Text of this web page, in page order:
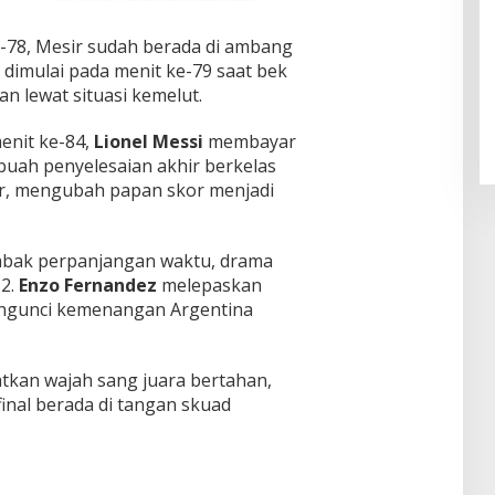
Mesir sudah berada di ambang
pada menit ke-79 saat bek
lewat situasi kemelut.
ke-84, Lionel Messi membayar
penyelesaian akhir berkelas
mengubah papan skor menjadi
perpanjangan waktu, drama
Enzo Fernandez melepaskan
kemenangan Argentina
wajah sang juara bertahan,
berada di tangan skuad
Pendaftaran Istana Dibuka,
Warga Berebut Kuota
Di Daerah, Nasional